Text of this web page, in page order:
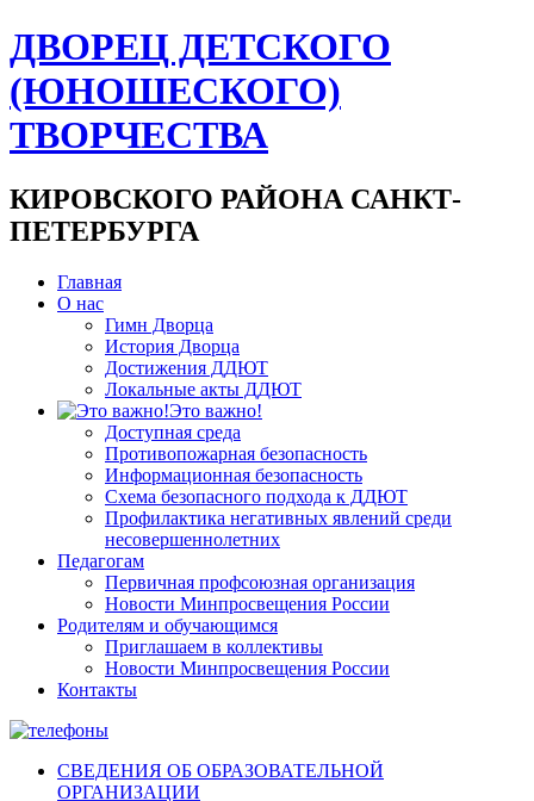
ДВОРЕЦ ДЕТСКОГО
(ЮНОШЕСКОГО)
ТВОРЧЕСТВА
КИРОВСКОГО РАЙОНА САНКТ-
ПЕТЕРБУРГА
Главная
О нас
Гимн Дворца
История Дворца
Достижения ДДЮТ
Локальные акты ДДЮТ
Это важно!
Доступная среда
Противопожарная безопасность
Информационная безопасность
Схема безопасного подхода к ДДЮТ
Профилактика негативных явлений среди
несовершеннолетних
Педагогам
Первичная профсоюзная организация
Новости Минпросвещения России
Родителям и обучающимся
Приглашаем в коллективы
Новости Минпросвещения России
Контакты
СВЕДЕНИЯ ОБ ОБРАЗОВАТЕЛЬНОЙ
ОРГАНИЗАЦИИ